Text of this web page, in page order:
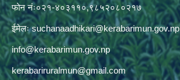
फोन नंः०२१-४०३११०,९८५२०८०२१७
ईमेलःsuchanaadhikari@kerabarimun.gov.np
info@kerabarimun.gov.np
kerabariruralmun@gmail.com